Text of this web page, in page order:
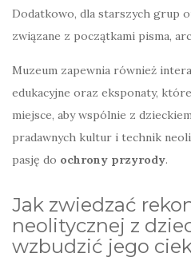
Dodatkowo, dla starszych grup
związane z początkami pisma,
Muzeum zapewnia również
edukacyjne oraz eksponaty,
miejsce, aby wspólnie z
pradawnych kultur i technik
pasję do ochrony przyrody.
Jak zwiedzać
neolitycznej z
wzbudzić jego